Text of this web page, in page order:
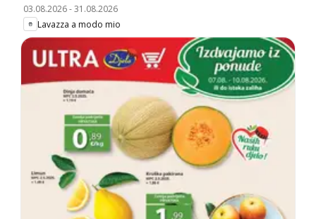
03.08.2026-31.08.2026
Lavazza a modo mio